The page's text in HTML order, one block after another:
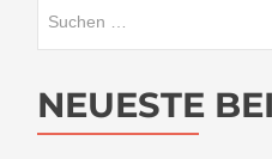
NEUESTE